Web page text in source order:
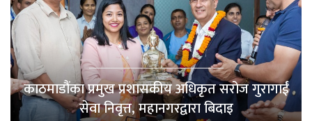
काठमाडौंका प्रमुख प्रशासकीय अधिकृत सरोज गुरागाईं
सेवा निवृत्त, महानगरद्वारा बिदाइ